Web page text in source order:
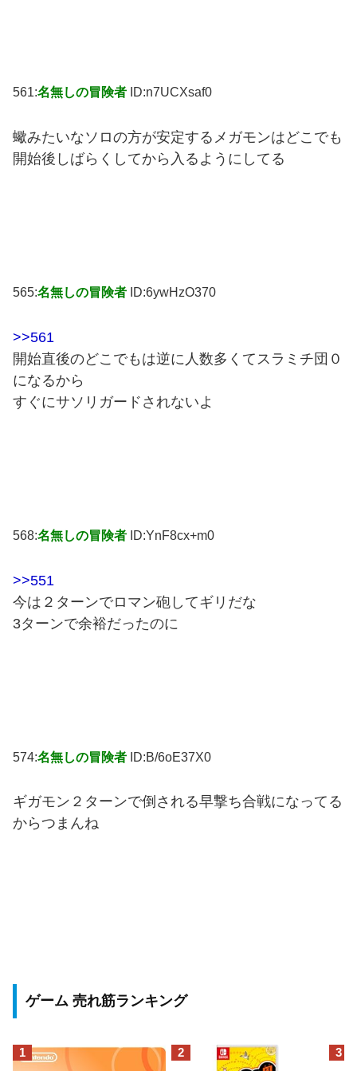
561:名無しの冒険者 ID:n7UCXsaf0
蠍みたいなソロの方が安定するメガモンはどこでも
開始後しばらくしてから入るようにしてる
565:名無しの冒険者 ID:6ywHzO370
>>561
開始直後のどこでもは逆に人数多くてスラミチ団０
になるから
すぐにサソリガードされないよ
568:名無しの冒険者 ID:YnF8cx+m0
>>551
今は２ターンでロマン砲してギリだな
3ターンで余裕だったのに
574:名無しの冒険者 ID:B/6oE37X0
ギガモン２ターンで倒される早撃ち合戦になってる
からつまんね
ゲーム 売れ筋ランキング
1 2 3